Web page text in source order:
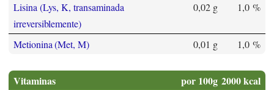
Lisina (Lys, K, transaminada
irreversiblemente)
0,02 g 1,0 %
Metionina (Met, M) 0,01 g 1,0 %
Vitaminas por 100g 2000 kcal